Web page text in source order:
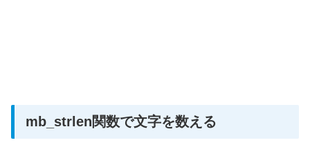
mb_strlen関数で文字を数える